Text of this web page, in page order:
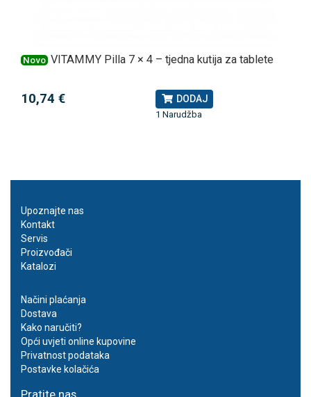
Novo VITAMMY Pilla 7 × 4 – tjedna kutija za tablete
10,74 € DODAJ
1 Narudžba
Upoznajte nas
Kontakt
Servis
Proizvođači
Katalozi
Načini plaćanja
Dostava
Kako naručiti?
Opći uvjeti online kupovine
Privatnost podataka
Postavke kolačića
Pratite nas